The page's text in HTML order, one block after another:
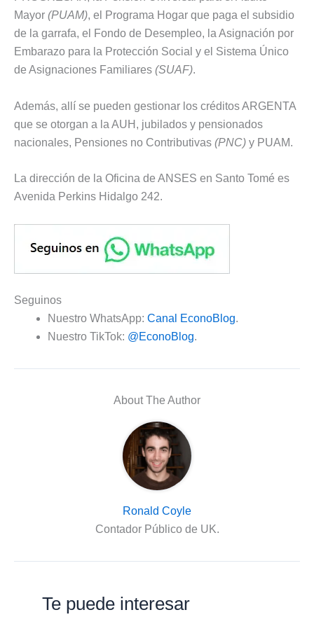
Mayor (PUAM), el Programa Hogar que paga el subsidio
de la garrafa, el Fondo de Desempleo, la Asignación por
Embarazo para la Protección Social y el Sistema Único
de Asignaciones Familiares (SUAF).
Además, allí se pueden gestionar los créditos ARGENTA
que se otorgan a la AUH, jubilados y pensionados
nacionales, Pensiones no Contributivas (PNC) y PUAM.
La dirección de la Oficina de ANSES en Santo Tomé es
Avenida Perkins Hidalgo 242.
Seguinos
Nuestro WhatsApp: Canal EconoBlog.
Nuestro TikTok: @EconoBlog.
About The Author
Ronald Coyle
Contador Público de UK.
Te puede interesar